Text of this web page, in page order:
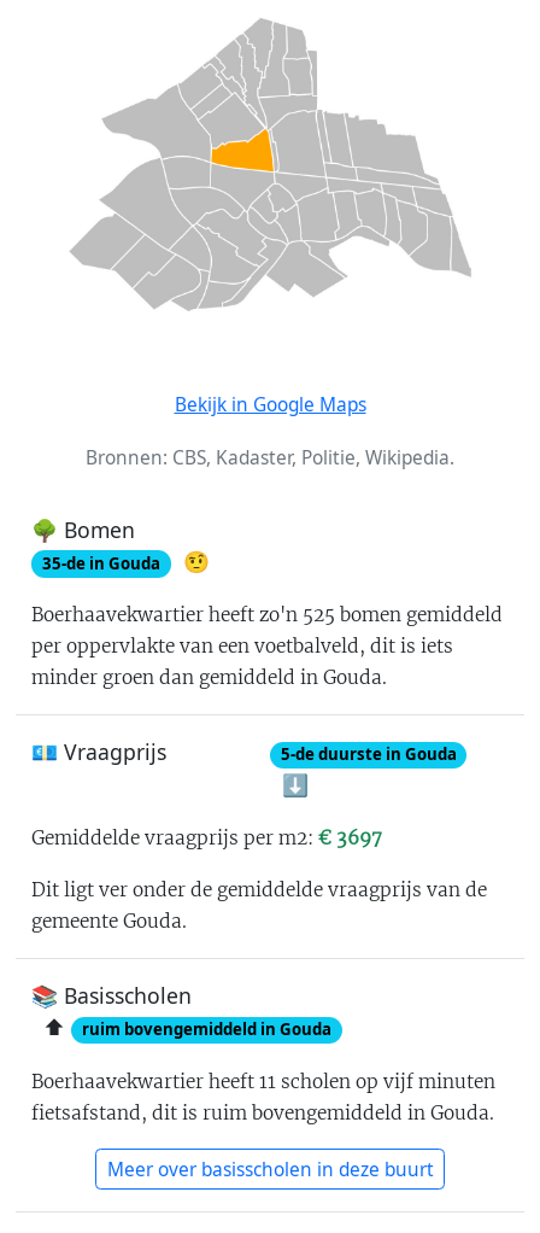
Bekijk in Google Maps
Bronnen: CBS, Kadaster, Politie, Wikipedia.
🌳 Bomen
35-de in Gouda 🤨
Boerhaavekwartier heeft zo'n 525 bomen gemiddeld
per oppervlakte van een voetbalveld, dit isiets
minder groen dan gemiddeld in Gouda.
💶 Vraagprijs 5-deduurste in Gouda
⬇️
Gemiddelde vraagprijs per m2: € 3697
Dit ligt ver onder de gemiddelde vraagprijs van de
gemeente Gouda.
📚 Basisscholen
⬆️
ruim bovengemiddeld in Gouda
Boerhaavekwartier heeft11 scholen op vijf minuten
fietsafstand , dit is ruim bovengemiddeld in Gouda.
Meer over basisscholen in deze buurt